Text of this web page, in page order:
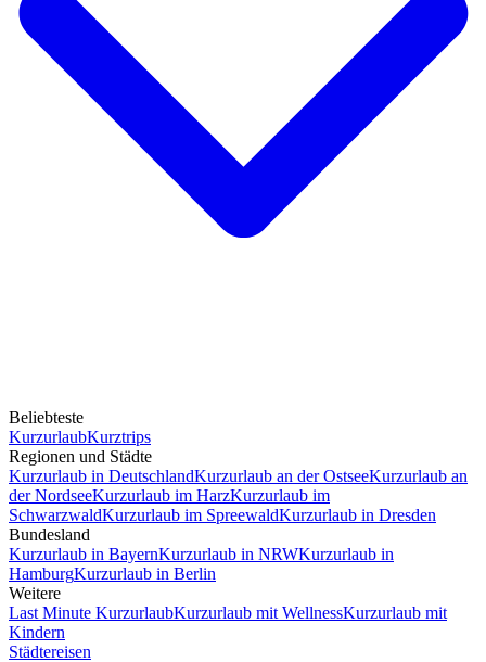
Beliebteste
KurzurlaubKurztrips
Regionen und Städte
Kurzurlaub in DeutschlandKurzurlaub an der OstseeKurzurlaub an
der NordseeKurzurlaub im HarzKurzurlaub im
SchwarzwaldKurzurlaub im SpreewaldKurzurlaub in Dresden
Bundesland
Kurzurlaub in BayernKurzurlaub in NRWKurzurlaub in
HamburgKurzurlaub in Berlin
Weitere
Last Minute KurzurlaubKurzurlaub mit WellnessKurzurlaub mit
Kindern
Städtereisen